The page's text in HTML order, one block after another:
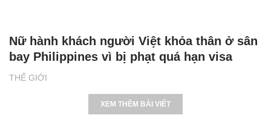
THẾ GIỚI
Nữ hành khách người Việt khỏa thân ở sân
bay Philippines vì bị phạt quá hạn visa
XEM THÊM BÀI VIẾT